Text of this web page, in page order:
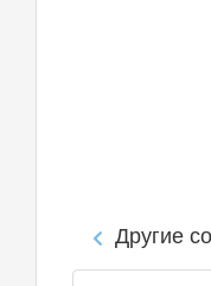
Другие